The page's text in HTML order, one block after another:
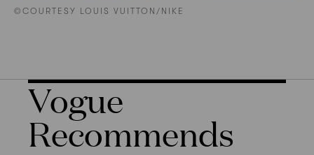
©COURTESY LOUIS VUITTON/NIKE
Vogue
Recommends